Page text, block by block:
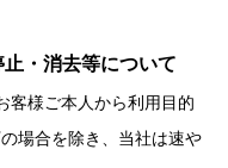
・消去等について
客様ご本人から利用目的
場合を除き、当社は速や